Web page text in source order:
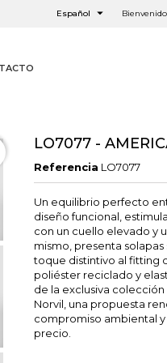
Español 
LO7077 -
Referencia LO7077
Un equilibrio perfecto
diseño funcional,
con un cuello elevado y
mismo, presenta
toque distintivo al fitting
poliéster reciclado y
de la exclusiva
Norvil, una propuesta
compromiso ambiental
precio.